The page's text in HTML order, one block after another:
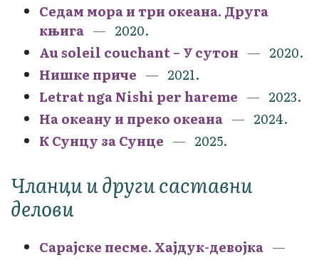
Седам мора и три океана. Друга
књига
2020.
Au soleil couchant – У сутон
2020.
Нишке приче
2021.
Letrat nga Nishi per hareme
2023.
На океану и преко океана
2024.
К Сунцу за Сунце
2025.
Чланци и други саставни
делови
Сарајске песме. Хајдук-девојка